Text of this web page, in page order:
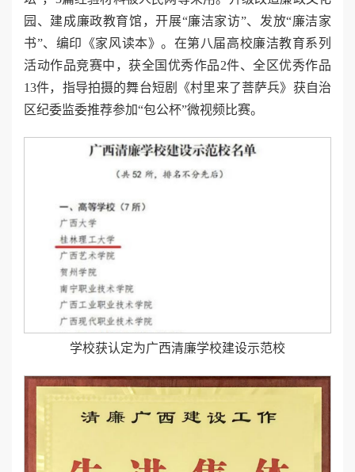
园、建成廉政教育馆，开展“廉洁家访”、发放“廉洁家
书”、编印《家风读本》。在第八届高校廉洁教育系列
活动作品竞赛中，获全国优秀作品2件、全区优秀作品
13件，指导拍摄的舞台短剧《村里来了菩萨兵》获自治
区纪委监委推荐参加“包公杯”微视频比赛。
学校获认定为广西清廉学校建设示范校